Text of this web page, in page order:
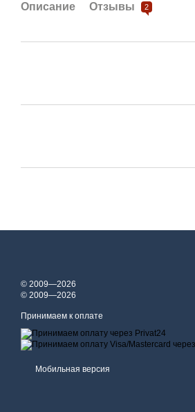
Описание Отзывы 2
© 2009—2026
© 2009—2026
Принимаем к оплате
Мобильная версия